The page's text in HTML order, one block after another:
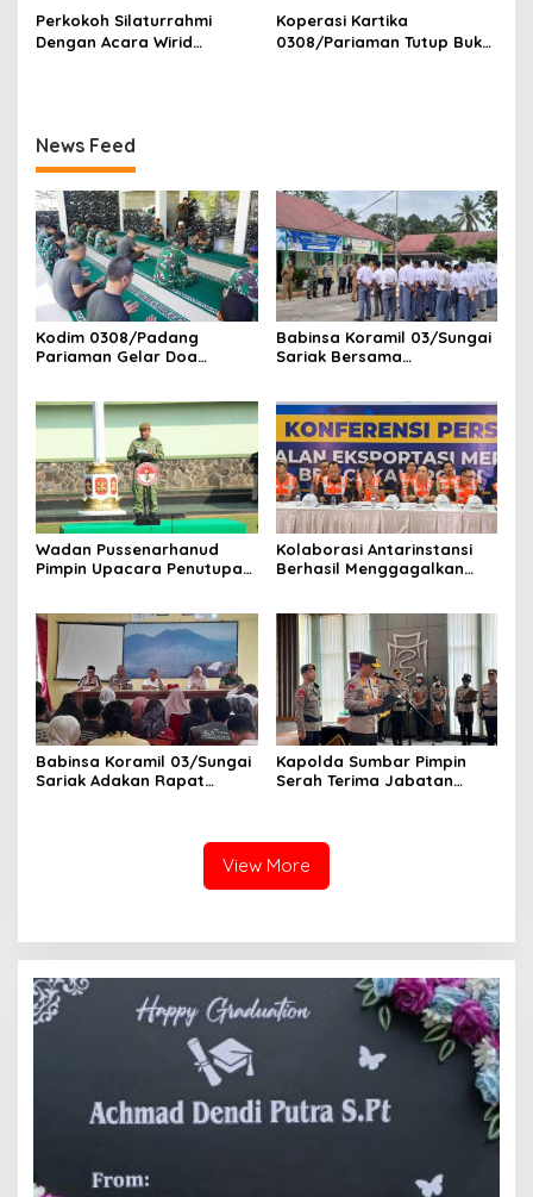
RI Ke-81 Kantor Camat VII
Koto Patamuan
Kapolres Jajaran
Perkokoh Silaturrahmi
Dengan Acara Wirid
Koperasi Kartika
0308/Pariaman Tutup Buku
News Feed
Kodim 0308/Padang
Pariaman Gelar Doa
Bonjol
Babinsa Koramil 03/Sungai
Sariak Bersama
Seleksi Calon Anggota
Paskibra Tingkat
Kecamatan VII Koto
Patamuan
Wadan Pussenarhanud
Pimpin Upacara Penutupan
Pusdikarhanud
Kolaborasi Antarinstansi
Berhasil Menggagalkan
Babinsa Koramil 03/Sungai
Sariak Adakan Rapat
Kapolda Sumbar Pimpin
Serah Terima Jabatan
View More